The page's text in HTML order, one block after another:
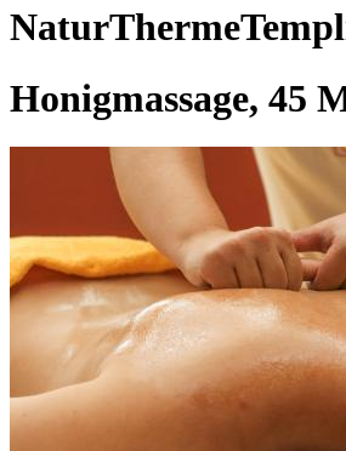
Honigmassage, 45